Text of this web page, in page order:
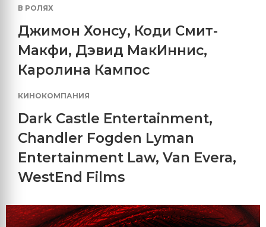
В РОЛЯХ
Джимон Хонсу, Коди Смит-
Макфи, Дэвид МакИннис,
Каролина Кампос
КИНОКОМПАНИЯ
Dark Castle Entertainment,
Chandler Fogden Lyman
Entertainment Law, Van Evera,
WestEnd Films